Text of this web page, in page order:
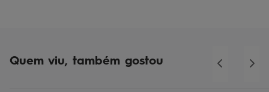
Quem viu, também gostou